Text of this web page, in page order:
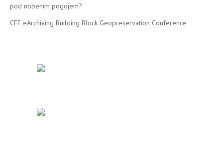
pod nobenim pogojem?
CEF eArchiving Building Block Geopreservation Conference